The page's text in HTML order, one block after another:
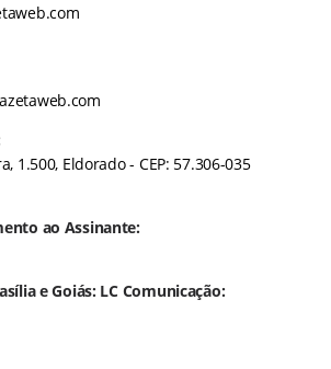
1.500, Eldorado - CEP: 57.306-035
ao Assinante:
e Goiás: LC Comunicação: